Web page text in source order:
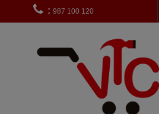
: 987 100 120